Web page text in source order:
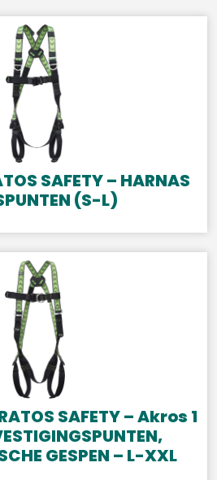
SAFETY – HARNAS
(S-L)
SAFETY – Akros 1
GESPEN – L-XXL